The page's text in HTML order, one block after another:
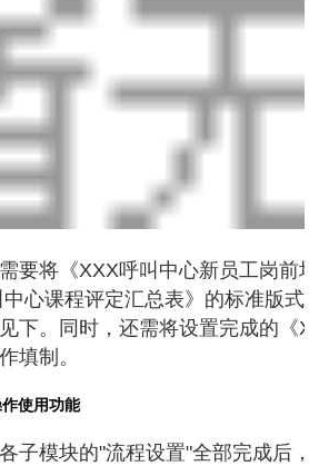
将《XXX呼叫中心新员工岗前
中心课程评定汇总表》的标准版
下。同时，还需将设置完成的
填制。
使用功能
模块的"流程设置"全部完成后